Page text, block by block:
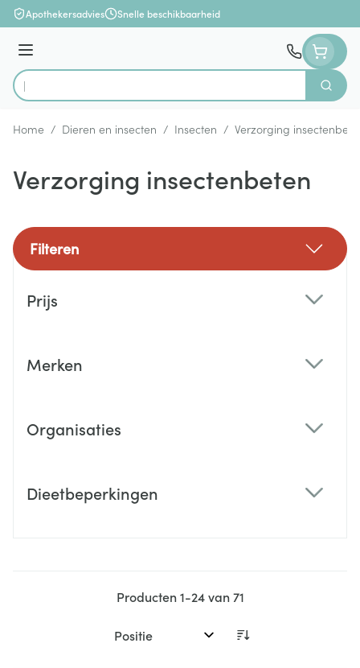
Ga naar de inhoud
Apothekersadvies Snelle beschikbaarheid
Menu
Product, merk, categorie...
Zoek
Home / Dieren en insecten / Insecten / Verzorging
Verzorging insectenbeten
Filteren
Prijs
Merken
Organisaties
Dieetbeperkingen
Producten1-24van71
Sorteer op: